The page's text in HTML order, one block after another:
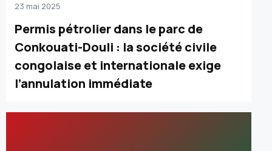
23 mai 2025
Permis pétrolier dans le parc de
Conkouati-Douli : la société civile
congolaise et internationale exige
l’annulation immédiate